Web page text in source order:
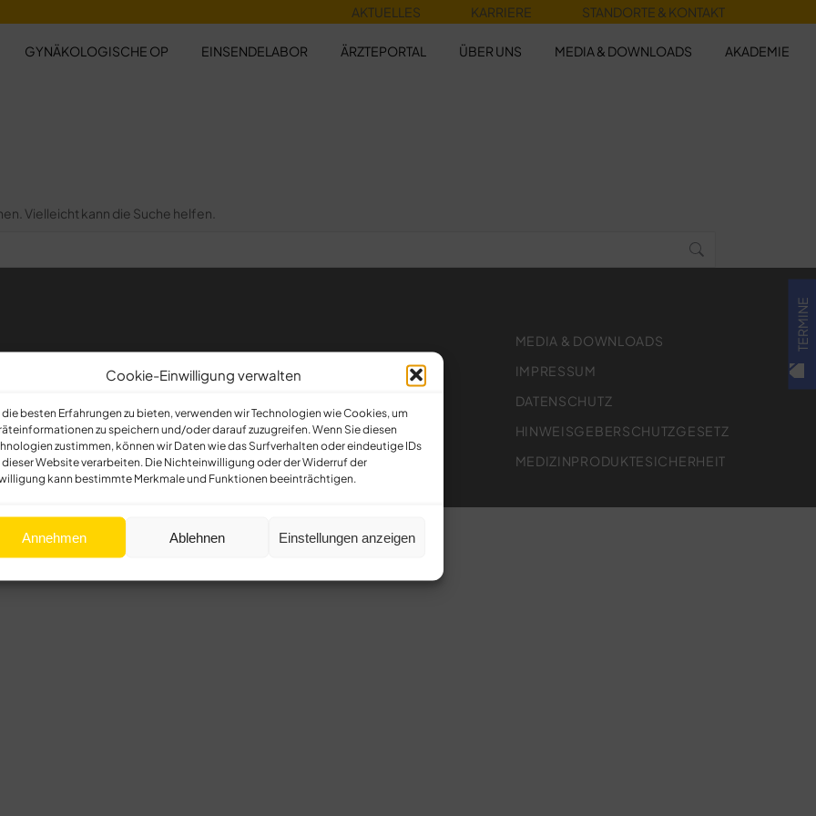
Cookie-Einwilligung verwalten
die besten Erfahrungen zu bieten, verwenden wir Technologien wie Cookies, um
zu speichern und/oder darauf zuzugreifen. Wenn Sie diesen
zustimmen, können wir Daten wie das Surfverhalten oder eindeutige IDs
Website verarbeiten. Die Nichteinwilligung oder der Widerruf der
kann bestimmte Merkmale und Funktionen beeinträchtigen.
Annehmen Ablehnen Einstellungen anzeigen
TERMINE
AKTUELLES KARRIERE STANDORTE & KONTAKT
GYNÄKOLOGISCHE OP EINSENDELABOR ÄRZTEPORTAL ÜBER UNS MEDIA & DOWNLOADS AKADEMIE
Vielleicht kann die Suche helfen.
MEDIA & DOWNLOADS
IMPRESSUM
DATENSCHUTZ
HINWEISGEBERSCHUTZGESETZ
MEDIZINPRODUKTESICHERHEIT